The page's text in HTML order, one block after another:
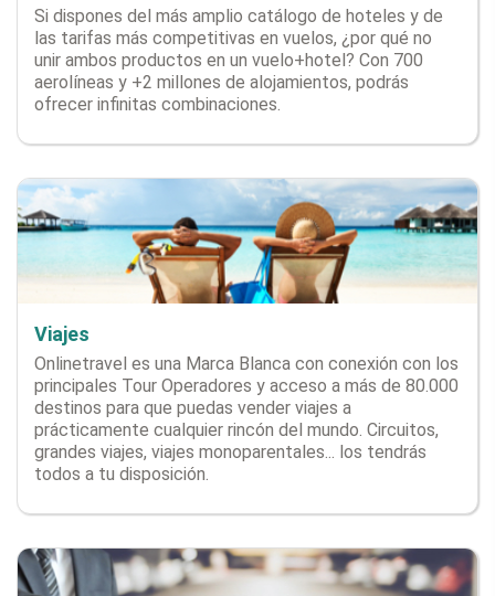
Si dispones del más amplio catálogo de hoteles y de
las tarifas más competitivas en vuelos, ¿por qué no
unir ambos productos en un vuelo+hotel? Con 700
aerolíneas y +2 millones de alojamientos, podrás
ofrecer infinitas combinaciones.
Viajes
Onlinetravel es una Marca Blanca con conexión con los
principales Tour Operadores y acceso a más de 80.000
destinos para que puedas vender viajes a
prácticamente cualquier rincón del mundo. Circuitos,
grandes viajes, viajes monoparentales... los tendrás
todos a tu disposición.